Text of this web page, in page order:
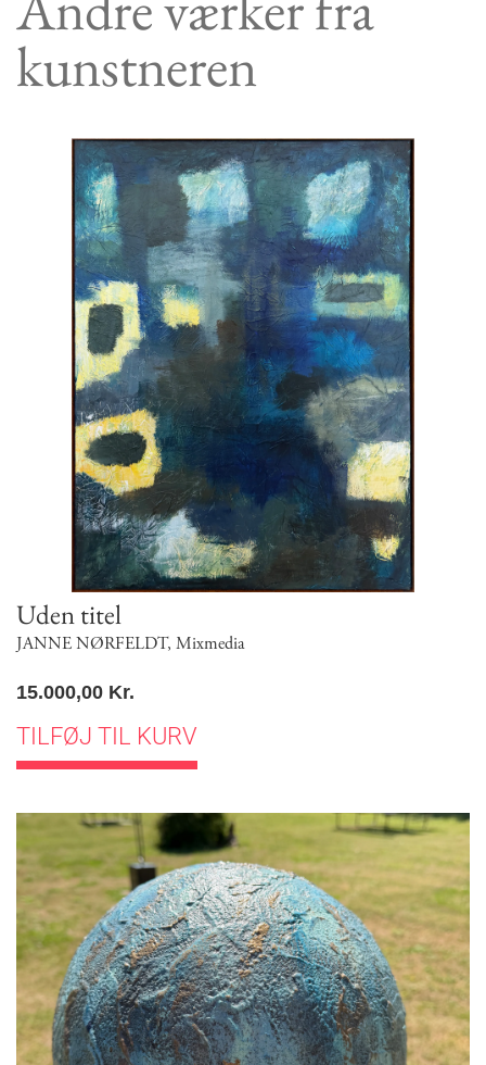
kunstneren
Uden titel
JANNE NØRFELDT, Mixmedia
15.000,00 Kr.
TILFØJ TIL KURV